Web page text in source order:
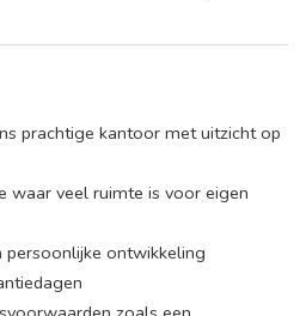
prachtige kantoor met uitzicht op
waar veel ruimte is voor eigen
ontwikkeling